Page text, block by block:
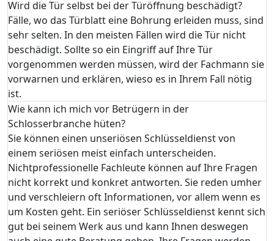
Wird die Tür selbst bei der Türöffnung beschädigt?
Fälle, wo das Türblatt eine Bohrung erleiden muss, sind
sehr selten. In den meisten Fällen wird die Tür nicht
beschädigt. Sollte so ein Eingriff auf Ihre Tür
vorgenommen werden müssen, wird der Fachmann sie
vorwarnen und erklären, wieso es in Ihrem Fall nötig
ist.
Wie kann ich mich vor Betrügern in der
Schlosserbranche hüten?
Sie können einen unseriösen Schlüsseldienst von
einem seriösen meist einfach unterscheiden.
Nichtprofessionelle Fachleute können auf Ihre Fragen
nicht korrekt und konkret antworten. Sie reden umher
und verschleiern oft Informationen, vor allem wenn es
um Kosten geht. Ein seriöser Schlüsseldienst kennt sich
gut bei seinem Werk aus und kann Ihnen deswegen